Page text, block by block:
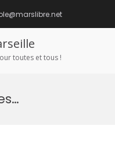
toutes et tous !